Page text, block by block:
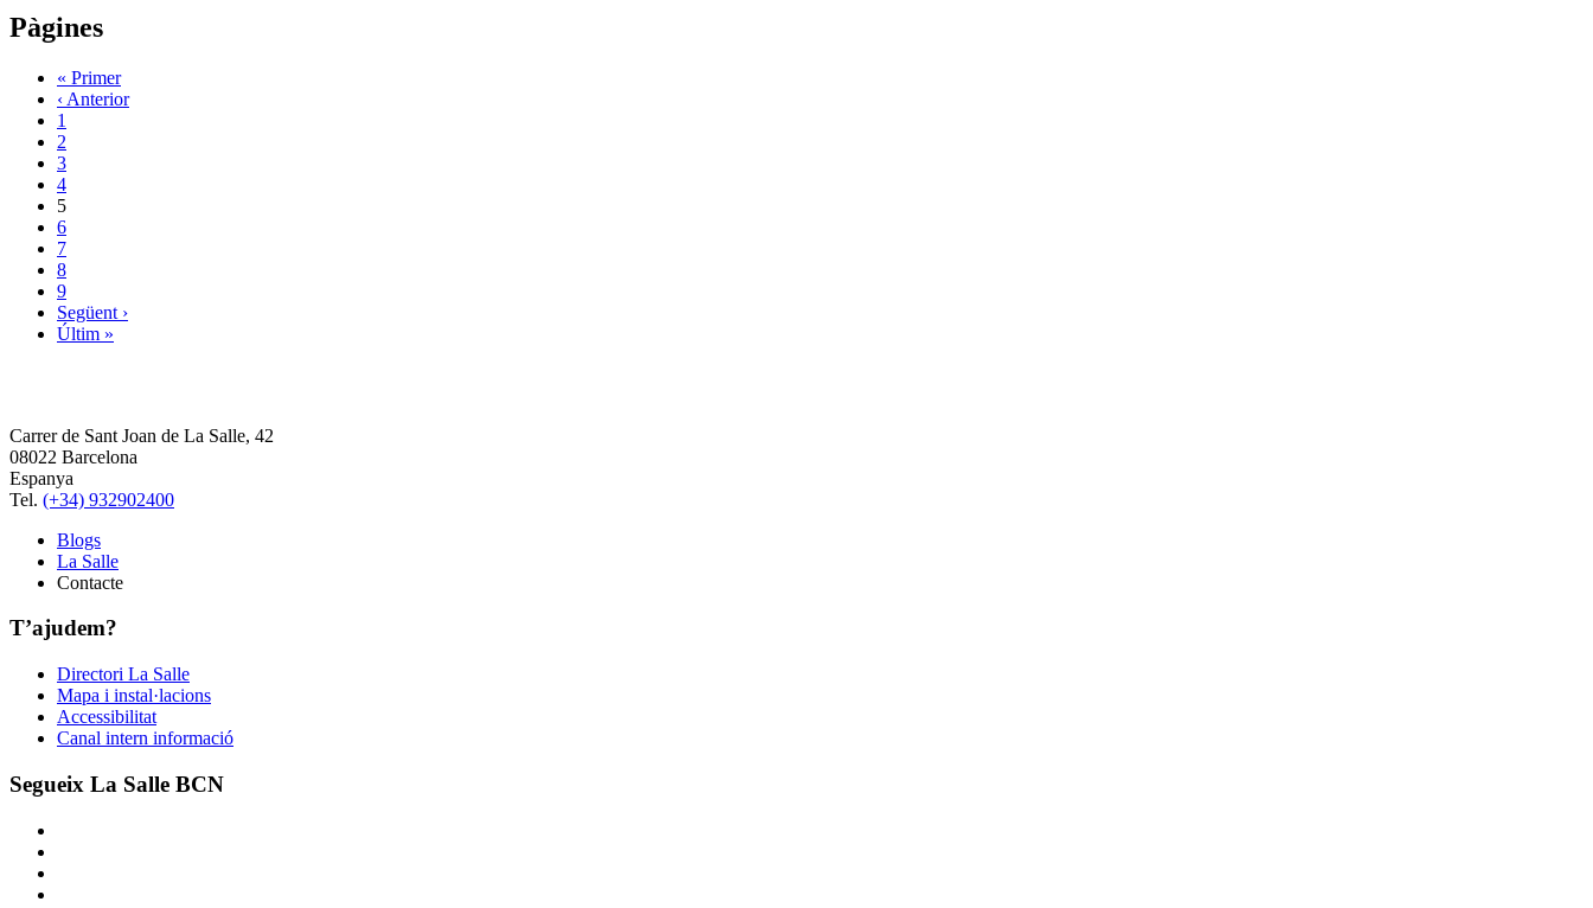
Pàgines
« Primer
‹ Anterior
1
2
3
4
5
6
7
8
9
Següent ›
Últim »
Carrer de Sant Joan de La Salle, 42
08022 Barcelona
Espanya
Tel. (+34) 932902400
Blogs
La Salle
Contacte
T’ajudem?
Directori La Salle
Mapa i instal·lacions
Accessibilitat
Canal intern informació
Segueix La Salle BCN